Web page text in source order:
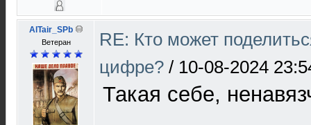
AlTair_SPb
Ветеран
RE: Кто может
цифре? / 10-08-2024
Такая себе,